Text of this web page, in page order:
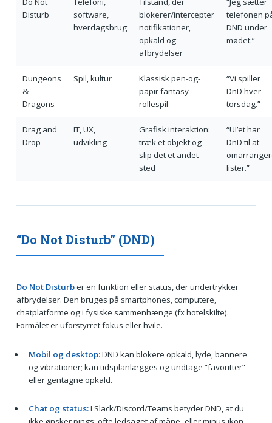
Disturb
software,
hverdagsbrug
blokerer/intercepter
notifikationer,
opkald og
afbrydelser
telefonen
DND under
mødet.”
Dungeons
&
Dragons
Spil, kultur
Klassisk pen-og-
papir fantasy-
rollespil
“Vi spiller
DnD hver
torsdag.”
Drag and
Drop
IT, UX,
udvikling
Grafisk interaktion:
træk et objekt og
slip det et andet
sted
“UI’et har
DnD til at
lister.”
“Do Not Disturb” (DND)
Do Not Disturber en funktion eller status, der undertrykker
afbrydelser. Den bruges på smartphones, computere,
chatplatforme og i fysiske sammenhænge (fx hotelskilte).
Formålet er uforstyrret fokus eller hvile.
Mobil og desktop:DND kan blokere opkald, lyde, bannere
og vibrationer; kan tidsplanlægges og undtage “favoritter”
eller gentagne opkald.
Chat og status:I Slack/Discord/Teams betyder DND, at du